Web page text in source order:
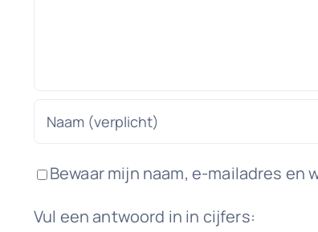
Bewaar mijn naam, e-mailadres
Vul een antwoord in in cijfers: